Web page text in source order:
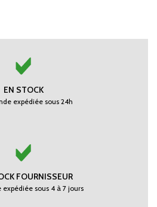
EN STOCK
expédiée sous 24h
FOURNISSEUR
sous 4 à 7 jours